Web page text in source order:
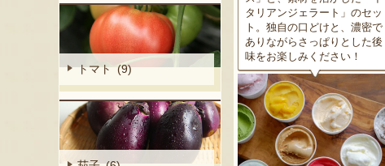
トマト (9)
タリアンジェラート」のセッ
ト。独自の口どけと、濃密で
ありながらさっぱりとした後
味をお楽しみください！
豆の甘味と深い香り、コクの
ある旨味を是非一度お試し下
さい。お中元にもオススメ！